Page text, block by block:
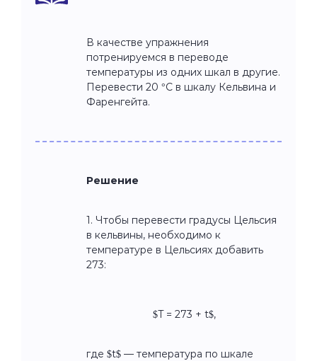
В качестве упражнения
потренируемся в переводе
температуры из одних шкал в другие.
Перевести 20 °C в шкалу Кельвина и
Фаренгейта.
Решение
1. Чтобы перевести градусы Цельсия
в кельвины, необходимо к
температуре в Цельсиях добавить
273:
$T = 273 + t$,
где $t$ — температура по шкале